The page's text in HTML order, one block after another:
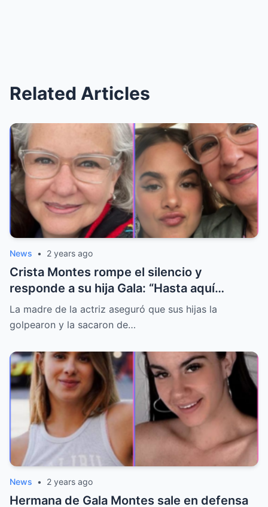
Related Articles
News • 2 years ago
Crista Montes rompe el silencio y
responde a su hija Gala: “Hasta aquí
llegaste escuincla babosa”
La madre de la actriz aseguró que sus hijas la
golpearon y la sacaron de…
News • 2 years ago
Hermana de Gala Montes sale en defensa